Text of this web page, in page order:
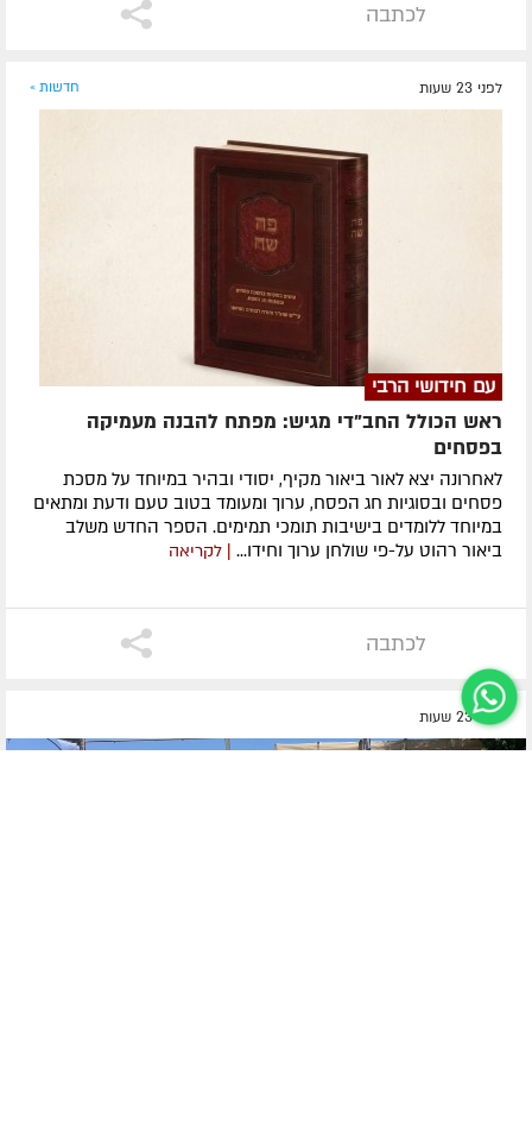
לכתבה
לפני 23 שעות חדשות »
עם חידושי הרבי
ראש הכולל החב"די מגיש: מפתח להבנה מעמיקה
בפסחים
לאחרונה ​יצא לאור ביאור מקיף, יסודי ובהיר במיוחד על מסכת
פסחים ובסוגיות חג הפסח, ערוך ומעומד בטוב טעם ודעת ומתאים
במיוחד ללומדים בישיבות תומכי תמימים. ​הספר החדש משלב
ביאור רהוט על-פי שולחן ערוך וחידו... | לקריאה
לכתבה
לפני 23 שעות